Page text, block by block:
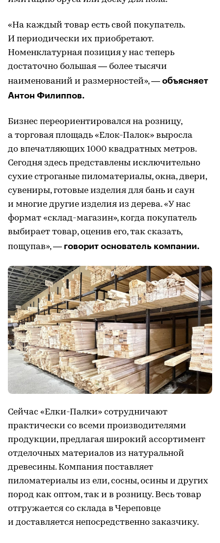
«На каждый товар есть свой покупатель.
И периодически их приобретают.
Номенклатурная позиция у нас теперь
достаточно большая — более тысячи
наименований и размерностей», — объясняет
Антон Филиппов.
Бизнес переориентировался на розницу,
а торговая площадь «Елок-Палок» выросла
до впечатляющих 1000 квадратных метров.
Сегодня здесь представлены исключительно
сухие строганые пиломатериалы, окна, двери,
сувениры, готовые изделия для бань и саун
и многие другие изделия из дерева. «У нас
формат «склад-магазин», когда покупатель
выбирает товар, оценив его, так сказать,
пощупав», — говорит основатель компании.
Сейчас «Елки-Палки» сотрудничают
практически со всеми производителями
продукции, предлагая широкий ассортимент
отделочных материалов из натуральной
древесины. Компания поставляет
пиломатериалы из ели, сосны, осины и других
пород как оптом, так и в розницу. Весь товар
отгружается со склада в Череповце
и доставляется непосредственно заказчику.